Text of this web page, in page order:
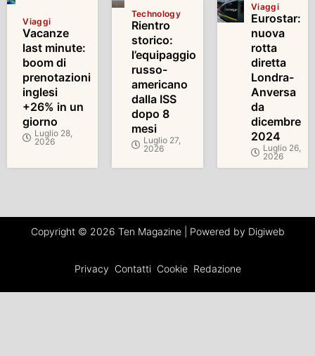
Viaggi
Vacanze
last minute:
boom di
prenotazioni
inglesi
+26% in un
giorno
Luglio 28,
2026
Technology
Rientro
storico:
l’equipaggio
russo-
americano
dalla ISS
dopo 8
mesi
Luglio 27,
2026
Viaggi
Eurostar:
nuova
rotta
diretta
Londra-
Anversa
da
dicembre
2024
Luglio 26,
2026
Copyright © 2026 Ten Magazine | Powered by Digiweb
Privacy Contatti Cookie Redazione